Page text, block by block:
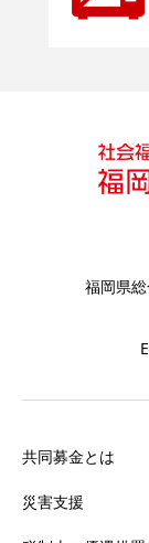
福岡県
共同募金とは
災害支援